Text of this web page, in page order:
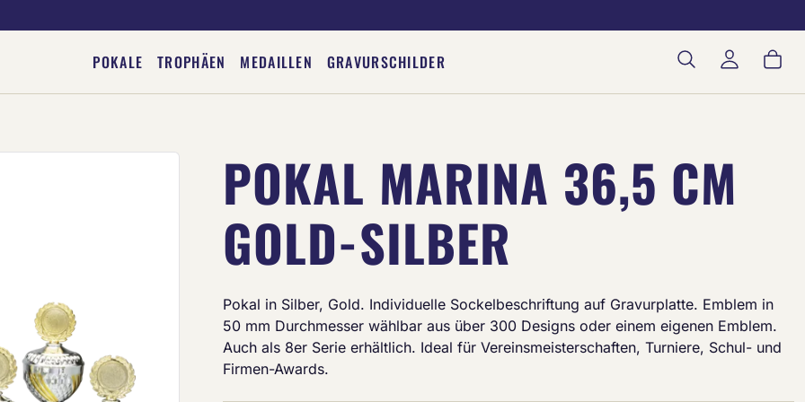
POKALE TROPHÄEN MEDAILLEN GRAVURSCHILDER
POKAL MARINA 36,5 CM
GOLD-SILBER
Deine Gravur
Pokal in Silber, Gold. Individuelle Sockelbeschriftung auf Gravurplatte. Emblem in
50 mm Durchmesser wählbar aus über 300 Designs oder einem eigenen Emblem.
Auch als 8er Serie erhältlich. Ideal für Vereinsmeisterschaften, Turniere, Schul- und
Firmen-Awards.